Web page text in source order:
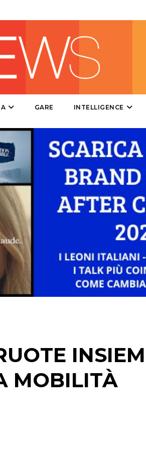
GARE INTELLIGENCE
MOBILITÀ